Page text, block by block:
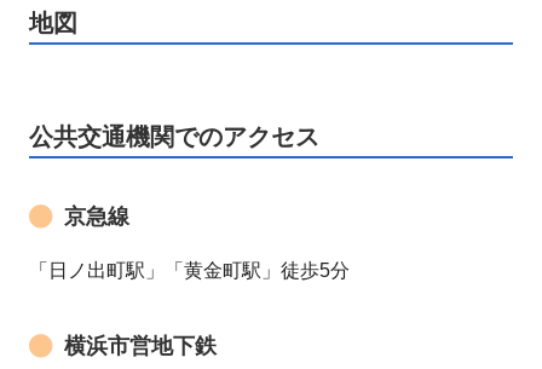
地図
公共交通機関でのアクセス
京急線
「日ノ出町駅」「黄金町駅」徒歩5分
横浜市営地下鉄